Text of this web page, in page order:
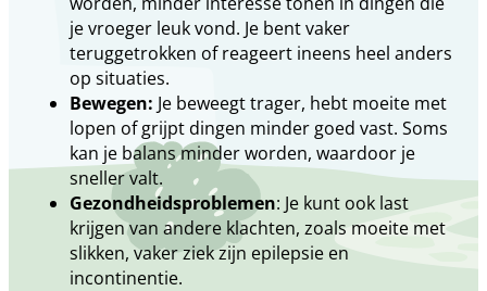
je vroeger leuk vond. Je bent vaker
teruggetrokken of reageert ineens heel anders
op situaties.
Bewegen: Je beweegt trager, hebt moeite met
lopen of grijpt dingen minder goed vast. Soms
kan je balans minder worden, waardoor je
sneller valt.
Gezondheidsproblemen: Je kunt ook last
krijgen van andere klachten, zoals moeite met
slikken, vaker ziek zijn epilepsie en
incontinentie.